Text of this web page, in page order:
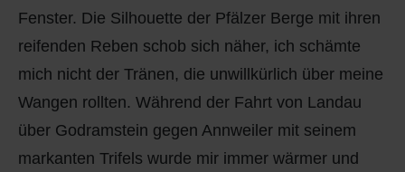
Fenster. Die Silhouette der Pfälzer Berge mit ihren
reifenden Reben schob sich näher, ich schämte
mich nicht der Tränen, die unwillkürlich über meine
Wangen rollten. Während der Fahrt von Landau
über Godramstein gegen Annweiler mit seinem
markanten Trifels wurde mir immer wärmer und